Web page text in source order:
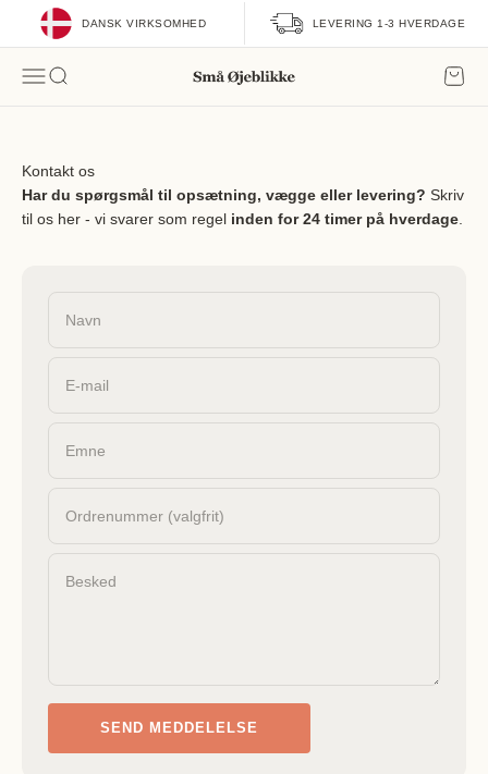
Spring til indhold
DANSK VIRKSOMHED LEVERING 1-3 HVERDAGE
MenuSøg Små Øjeblikke KURV
Kontakt os
Har du spørgsmål til opsætning, vægge eller levering? Skriv
til os her - vi svarer som regel inden for 24 timer på hverdage
Navn
E-mail
Emne
Ordrenummer (valgfrit)
Besked
SEND MEDDELELSE